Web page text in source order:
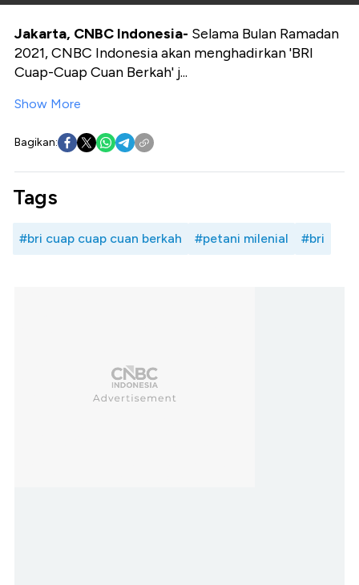
Jakarta, CNBC Indonesia- Selama Bulan Ramadan
2021, CNBC Indonesia akan menghadirkan 'BRI
Cuap-Cuap Cuan Berkah' j...
Show More
Bagikan:
Tags
#bri cuap cuap cuan berkah #petani milenial #bri